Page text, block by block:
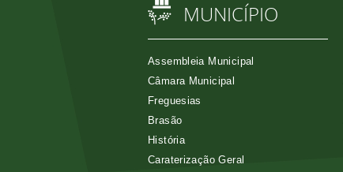
MUNICÍPIO
Assembleia Municipal
Câmara Municipal
Freguesias
Brasão
História
Caraterização Geral